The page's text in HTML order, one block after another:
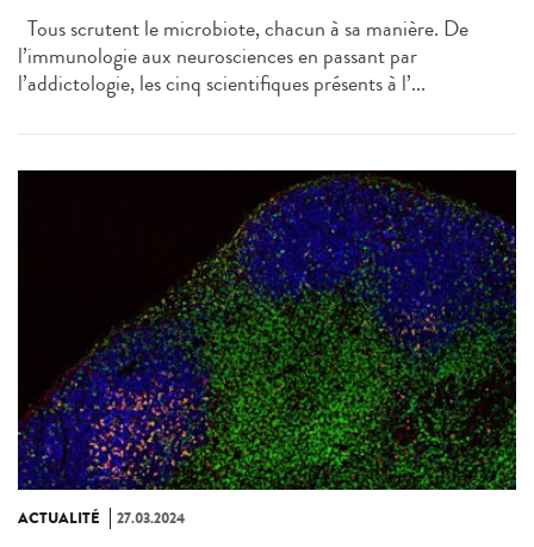
Tous scrutent le microbiote, chacun à sa manière. De
l’immunologie aux neurosciences en passant par
l’addictologie, les cinq scientifiques présents à l’...
ACTUALITÉ 27.03.2024